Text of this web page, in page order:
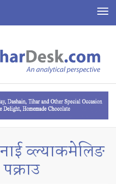
व्ल्याकमेलिङ